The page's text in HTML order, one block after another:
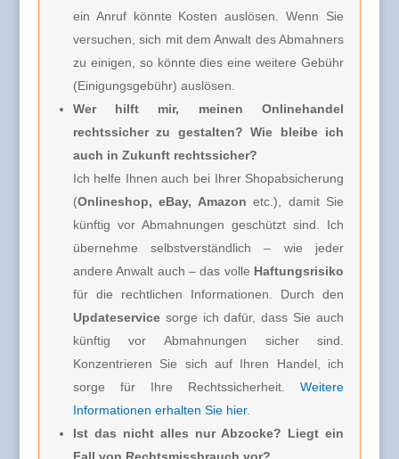
ein Anruf könnte Kosten auslösen. Wenn Sie
versuchen, sich mit dem Anwalt des Abmahners
zu einigen, so könnte dies eine weitere Gebühr
(Einigungsgebühr) auslösen.
Wer hilft mir, meinen Onlinehandel
rechtssicher zu gestalten? Wie bleibe ich
auch in Zukunft rechtssicher?
Ich helfe Ihnen auch bei Ihrer Shopabsicherung
(Onlineshop, eBay, Amazon etc.), damit Sie
künftig vor Abmahnungen geschützt sind. Ich
übernehme selbstverständlich – wie jeder
andere Anwalt auch – das volle Haftungsrisiko
für die rechtlichen Informationen. Durch den
Updateservicesorge ich dafür, dass Sie auch
künftig vor Abmahnungen sicher sind.
Konzentrieren Sie sich auf Ihren Handel, ich
sorge für Ihre Rechtssicherheit.Weitere
Informationen erhalten Sie hier.
Ist das nicht alles nur Abzocke? Liegt ein
Fall von Rechtsmissbrauch vor?